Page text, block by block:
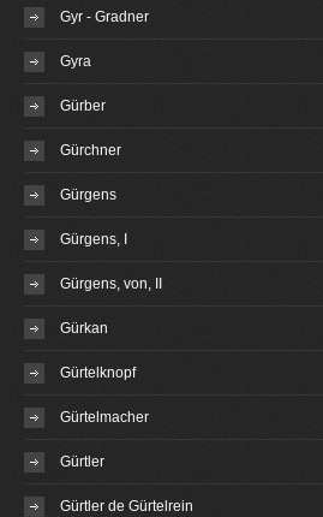
Gyr - Gradner
Gyra
Gürber
Gürchner
Gürgens
Gürgens, I
Gürgens, von, II
Gürkan
Gürtelknopf
Gürtelmacher
Gürtler
Gürtler de Gürtelrein